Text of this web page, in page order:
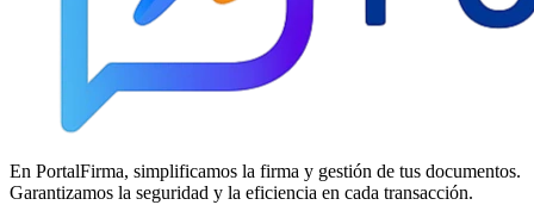
En PortalFirma, simplificamos la firma y gestión de tus documentos.
Garantizamos la seguridad y la eficiencia en cada transacción.